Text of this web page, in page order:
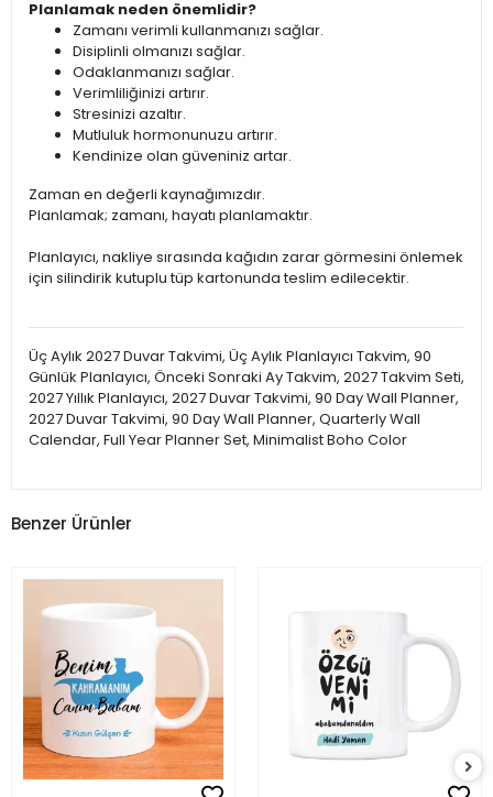
Planlamak neden önemlidir?
Zamanı verimli kullanmanızı sağlar.
Disiplinli olmanızı sağlar.
Odaklanmanızı sağlar.
Verimliliğinizi artırır.
Stresinizi azaltır.
Mutluluk hormonunuzu artırır.
Kendinize olan güveniniz artar.
Zaman en değerli kaynağımızdır.
Planlamak; zamanı, hayatı planlamaktır.
Planlayıcı, nakliye sırasında kağıdın zarar görmesini önlemek
için silindirik kutuplu tüp kartonunda teslim edilecektir.
Üç Aylık 2027 Duvar Takvimi, Üç Aylık Planlayıcı Takvim, 90
Günlük Planlayıcı, Önceki Sonraki Ay Takvim, 2027 Takvim Seti,
2027 Yıllık Planlayıcı, 2027 Duvar Takvimi, 90 Day Wall Planner,
2027 Duvar Takvimi, 90 Day Wall Planner, Quarterly Wall
Calendar, Full Year Planner Set, Minimalist Boho Color
Benzer Ürünler